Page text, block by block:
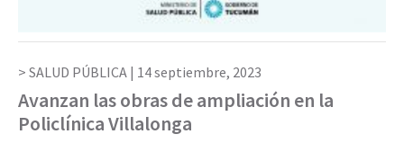
SALUD PÚBLICA | 14 septiembre, 2023
Avanzan las obras de ampliación en la
Policlínica Villalonga